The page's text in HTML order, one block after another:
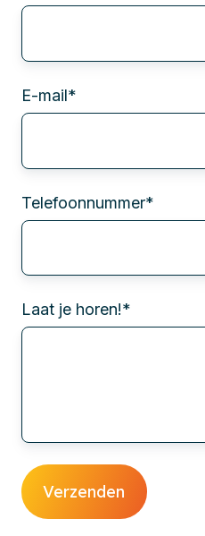
E-mail*
Telefoonnummer*
Laat je horen!*